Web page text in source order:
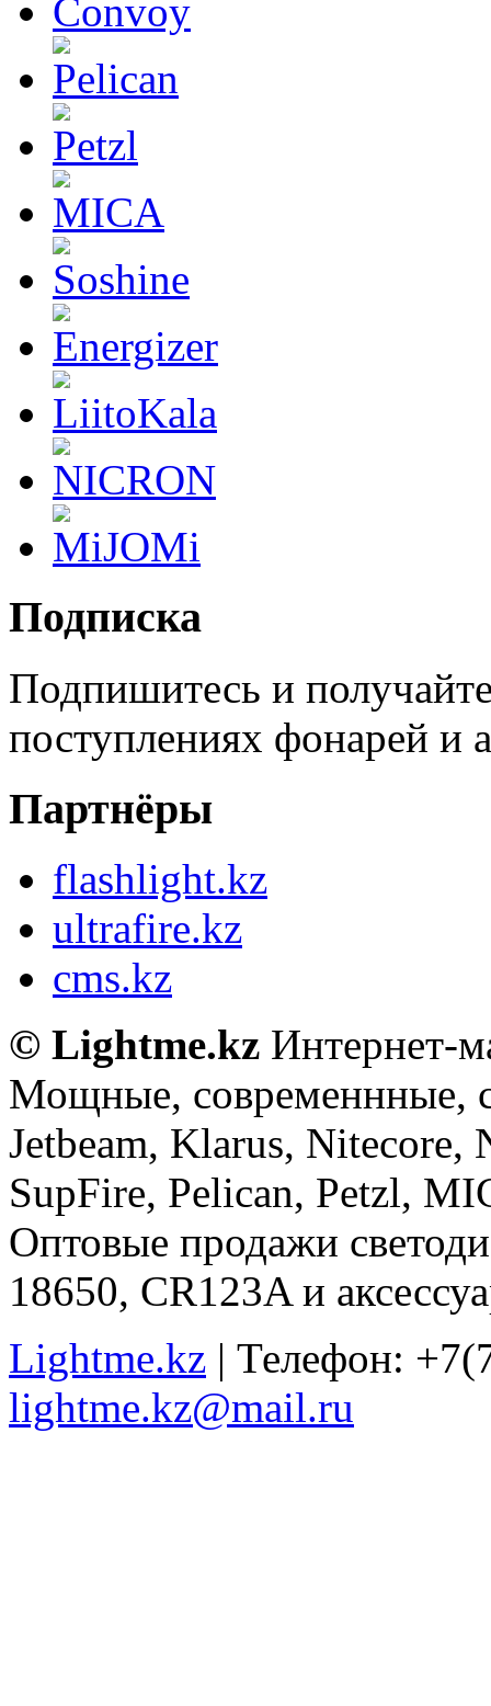
Подписка
Подпишитесь и
поступлениях фонарей и
Партнёры
flashlight.kz
ultrafire.kz
cms.kz
© Lightme.kz Интернет-
Мощные, современнные,
Jetbeam, Klarus, Nitecore,
SupFire, Pelican, Petzl,
Оптовые продажи
18650, CR123A и
Lightme.kz | Телефон:
lightme.kz@mail.ru